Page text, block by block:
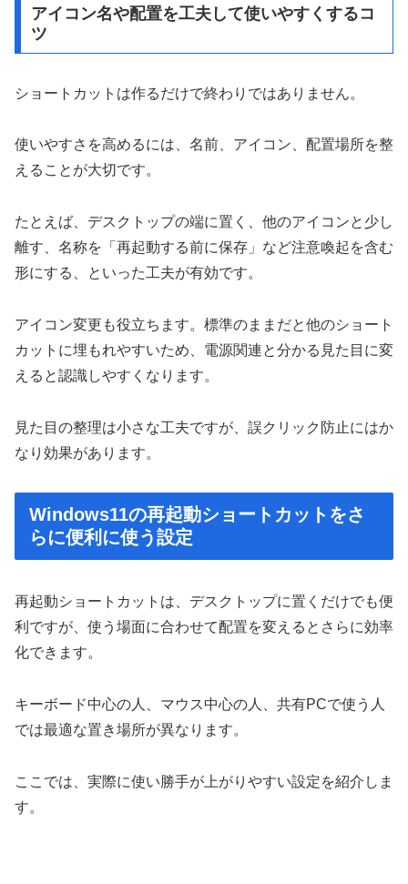
アイコン名や配置を工夫して使いやすくするコ
ツ
ショートカットは作るだけで終わりではありません。
使いやすさを高めるには、名前、アイコン、配置場所を整
えることが大切です。
たとえば、デスクトップの端に置く、他のアイコンと少し
離す、名称を「再起動する前に保存」など注意喚起を含む
形にする、といった工夫が有効です。
アイコン変更も役立ちます。標準のままだと他のショート
カットに埋もれやすいため、電源関連と分かる見た目に変
えると認識しやすくなります。
見た目の整理は小さな工夫ですが、誤クリック防止にはか
なり効果があります。
Windows11の再起動ショートカットをさ
らに便利に使う設定
再起動ショートカットは、デスクトップに置くだけでも便
利ですが、使う場面に合わせて配置を変えるとさらに効率
化できます。
キーボード中心の人、マウス中心の人、共有PCで使う人
では最適な置き場所が異なります。
ここでは、実際に使い勝手が上がりやすい設定を紹介しま
す。